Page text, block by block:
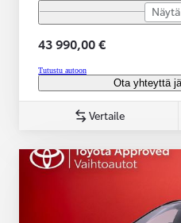
43 990,00 €
Tutustu autoon
Ota yhteyttä
Vertaile